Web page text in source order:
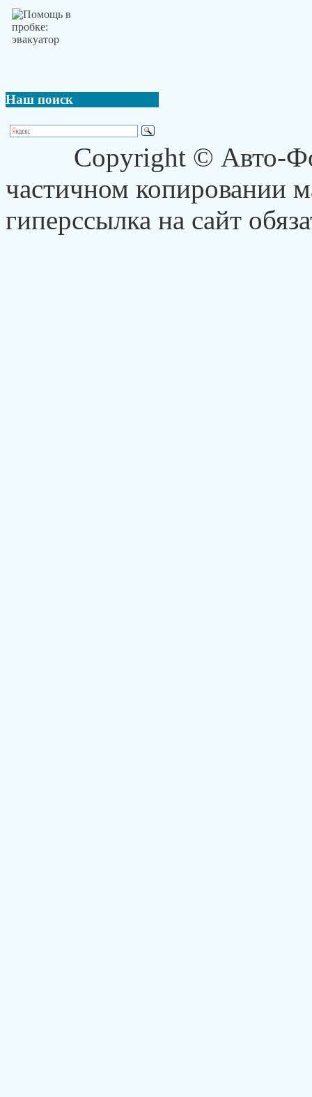
Наш поиск
Copyright © Авто-
частичном копировании
гиперссылка на сайт